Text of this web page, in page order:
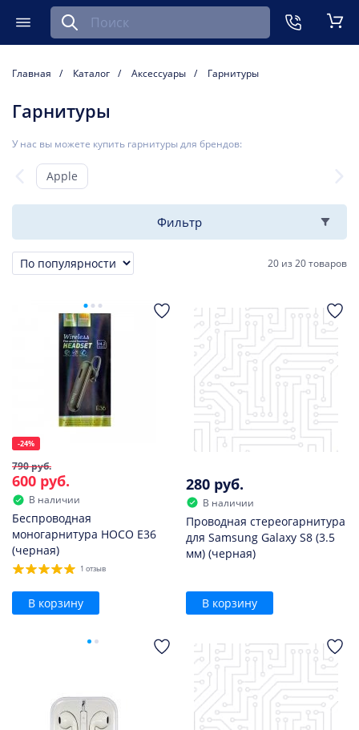
Меню
Найти запчасть для мобильного устройства
Главная Каталог Аксессуары Гарнитуры
Гарнитуры
У нас вы можете купить гарнитуры для брендов:
Apple
Фильтр
Сортировка 20 из20 товаров
-24%
790 руб.
600 руб.
В наличии
Беспроводная
моногарнитура HOCO E36
(черная)
1 отзыв
В корзину
280 руб.
В наличии
Проводная стереогарнитура
для Samsung Galaxy S8 (3.5
мм) (черная)
В корзину